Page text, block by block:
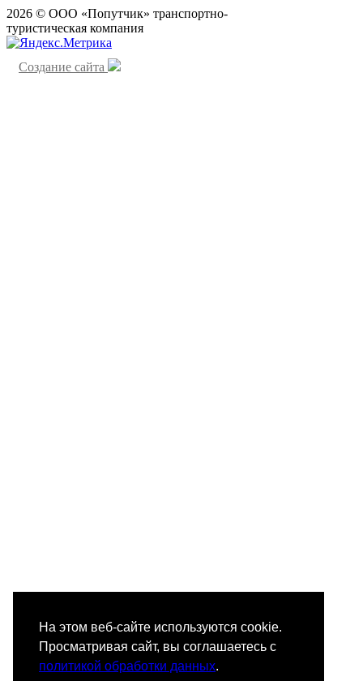
На этом веб-сайте используются cookie.
Просматривая сайт, вы соглашаетесь с
политикой обработки данных.
2026 © ООО «Попутчик» транспортно-
туристическая компания
Создание сайта